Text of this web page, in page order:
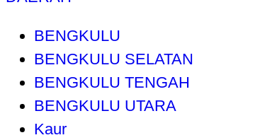
BENGKULU
BENGKULU SELATAN
BENGKULU TENGAH
BENGKULU UTARA
Kaur